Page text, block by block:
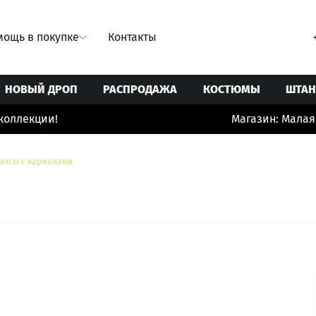
в покупке Контакты
Юбки
НОВЫЙ ДРОП РАСПРОДАЖА КОСТЮМЫ
Магазин: Малая
с карманами